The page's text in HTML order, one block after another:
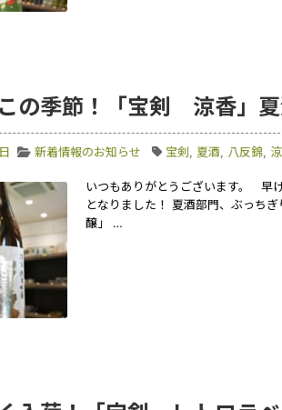
の季節！「宝剣 涼香」夏
新着情報のお知らせ 宝剣, 夏酒, 八反錦,
いつもありがとうございます。 早
となりました！ 夏酒部門、ぶっ
醸」 …